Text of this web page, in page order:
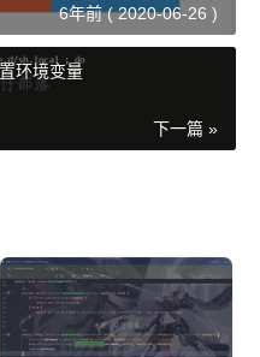
6年前 ( 2020-06-26 )
环境变量
下一篇 »